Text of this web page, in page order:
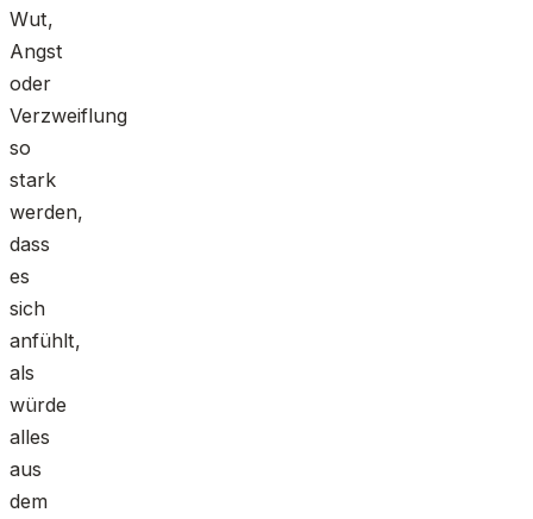
Wut,
Angst
oder
Verzweiflung
so
stark
werden,
dass
es
sich
anfühlt,
als
würde
alles
aus
dem